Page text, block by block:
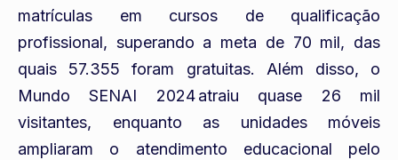
matrículas em cursos de qualificação
profissional, superando a meta de 70 mil, das
quais 57.355 foram gratuitas. Além disso, o
Mundo SENAI 2024 atraiu quase 26 mil
visitantes, enquanto as unidades móveis
ampliaram o atendimento educacional pelo